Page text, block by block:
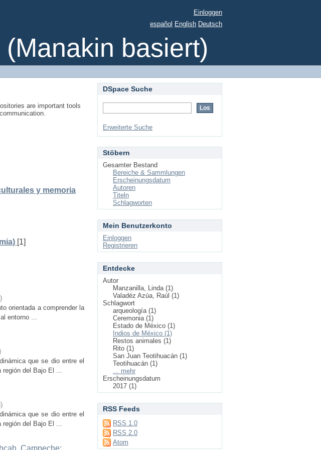
basiert)
Einloggen
español English Deutsch
are important tools
y memoria
[1]
)
orientada a comprender la
entorno ...
que se dio entre el
región del Bajo El ...
)
que se dio entre el
región del Bajo El ...
Campeche:
DSpace Suche
Erweiterte Suche
Stöbern
Gesamter Bestand
Bereiche & Sammlungen
Erscheinungsdatum
Autoren
Titeln
Schlagworten
Mein Benutzerkonto
Einloggen
Registrieren
Entdecke
Autor
Manzanilla, Linda (1)
Valadéz Azúa, Raúl (1)
Schlagwort
arqueología (1)
Ceremonia (1)
Estado de México (1)
Indios de México (1)
Restos animales (1)
Rito (1)
San Juan Teotihuacán (1)
Teotihuacán (1)
... mehr
Erscheinungsdatum
2017 (1)
RSS Feeds
RSS 1.0
RSS 2.0
Atom